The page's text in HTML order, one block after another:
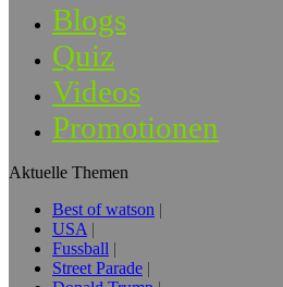
Blogs
Quiz
Videos
Promotionen
Aktuelle Themen
Best of watson
USA
Fussball
Street Parade